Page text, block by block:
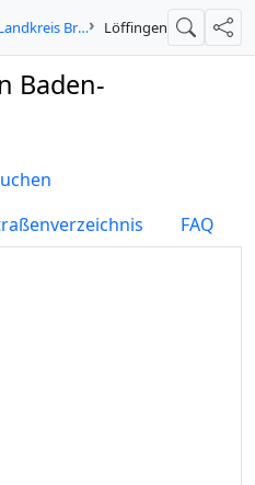
Landkreis Breisgau-Hochschwarzwald Löffingen Suche
Baden-
FAQ